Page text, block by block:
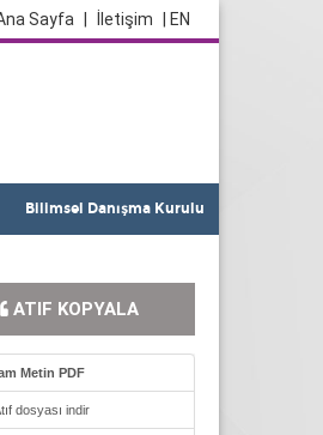
| EN
İletişim
Sayfa
Bilimsel Danışma Kurulu
ATIF KOPYALA
Metin PDF
dosyası indir